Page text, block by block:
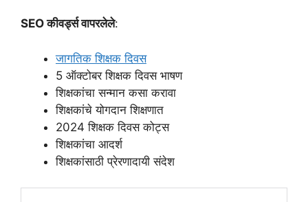
SEO कीवर्ड्स वापरलेले:
जागतिक शिक्षक दिवस
5 ऑक्टोबर शिक्षक दिवस भाषण
शिक्षकांचा सन्मान कसा करावा
शिक्षकांचे योगदान शिक्षणात
2024 शिक्षक दिवस कोट्स
शिक्षकांचा आदर्श
शिक्षकांसाठी प्रेरणादायी संदेश